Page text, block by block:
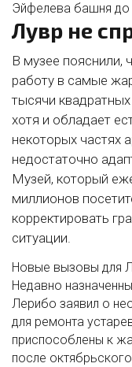
Эйфелева башня до
Лувр не
В музее пояснили,
работу в самые
тысячи
хотя и обладает
некоторых частях
недостаточно
Музей, который
миллионов
корректировать
ситуации.
Новые вызовы для
Недавно
Лерибо заявил о
для ремонта
приспособлены к
после